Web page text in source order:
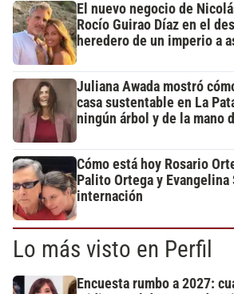
El nuevo negocio de
Rocío Guirao Díaz en el
heredero de un imperio a
Juliana Awada mostró
casa sustentable en La
ningún árbol y de la mano
Cómo está hoy Rosario
Palito Ortega y Evangelina
internación
Lo más visto en Perfil
Encuesta rumbo a 2027: